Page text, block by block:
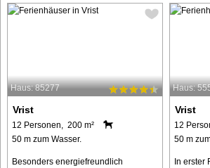
Haus: 85277
Vrist
12 Personen, 200 m²
50 m zum Wasser.
Besonders energiefreundlich
Haus:
Vrist
12
50 m
In erster